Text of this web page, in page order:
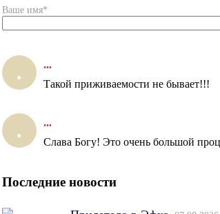
Ваше имя*
. ...
Такой приживаемости не бывает!!!
. ...
Слава Богу! Это очень большой
Последние новости